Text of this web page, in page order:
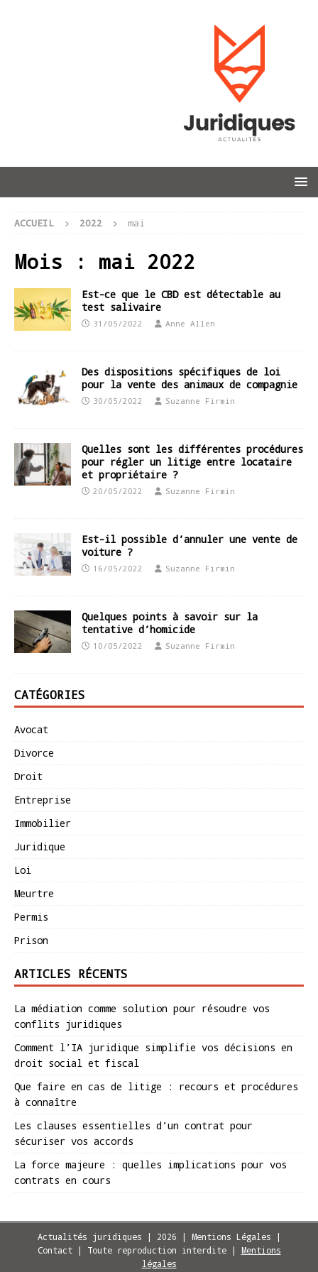
ACCUEIL 2022 mai
Mois : mai 2022
Est-ce que le CBD est détectable au
test salivaire
31/05/2022 Anne Allen
Des dispositions spécifiques de loi
pour la vente des animaux de compagnie
30/05/2022 Suzanne Firmin
Quelles sont les différentes procédures
pour régler un litige entre locataire
et propriétaire ?
20/05/2022 Suzanne Firmin
Est-il possible d’annuler une vente de
voiture ?
16/05/2022 Suzanne Firmin
Quelques points à savoir sur la
tentative d’homicide
10/05/2022 Suzanne Firmin
CATÉGORIES
Avocat
Divorce
Droit
Entreprise
Immobilier
Juridique
Loi
Meurtre
Permis
Prison
ARTICLES RÉCENTS
La médiation comme solution pour résoudre vos
conflits juridiques
Comment l’IA juridique simplifie vos décisions en
droit social et fiscal
Que faire en cas de litige : recours et procédures
à connaître
Les clauses essentielles d’un contrat pour
sécuriser vos accords
La force majeure : quelles implications pour vos
contrats en cours
Actualités juridiques | 2026 | Mentions Légales |
Contact | Toute reproduction interdite | Mentions
légales